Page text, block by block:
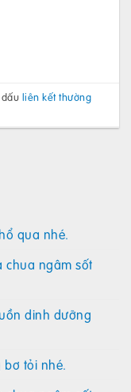
liên kết thường
qua nhé.
chua ngâm sốt
dinh dưỡng
tỏi nhé.